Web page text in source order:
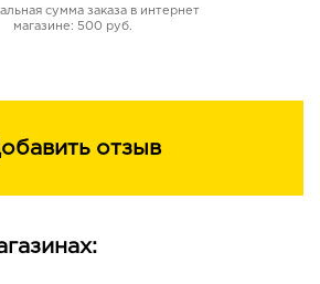
сумма заказа в интернет
магазине: 500 руб.
отзыв